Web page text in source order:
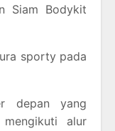
Siam Bodykit
sporty pada
depan yang
alur